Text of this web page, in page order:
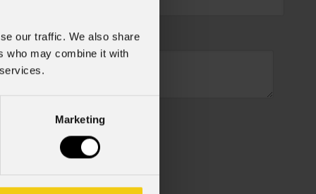
our traffic. We also share
who may combine it with
Marketing
Policy).